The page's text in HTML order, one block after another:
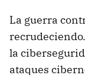
La guerra
la
ataques